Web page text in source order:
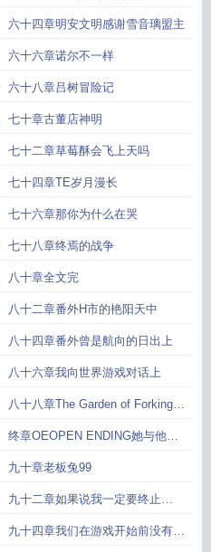
盟赞美太阳骑士的不死人3k加更
六十四章明安文明感谢雪音璃盟主
六十六章诺尔不一样
六十八章吕树冒险记
七十章古董店神明
七十二章草莓酥会飞上天吗
七十四章TE岁月漫长
七十六章那你为什么在哭
七十八章终焉的战争
八十章全文完
八十二章番外H市的艳阳天中
八十四章番外曾是航向的日出上
八十六章我向世界游戏对话上
八十八章The Garden of Forking
Paths
终章OEOPEN ENDING她与他的
伊甸园下
九十章老板兔99
九十二章如果说我一定要终止
BE3030的循环呢
九十四章我们在游戏开始前没有见